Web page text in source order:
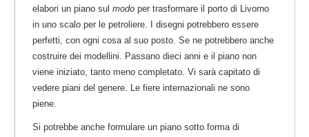
elabori un piano sul modo per trasformare il porto di Livorno
in uno scalo per le petroliere. I disegni potrebbero essere
perfetti, con ogni cosa al suo posto. Se ne potrebbero anche
costruire dei modellini. Passano dieci anni e il piano non
viene iniziato, tanto meno completato. Vi sarà capitato di
vedere piani del genere. Le fiere internazionali ne sono
piene.
Si potrebbe anche formulare un piano sotto forma di